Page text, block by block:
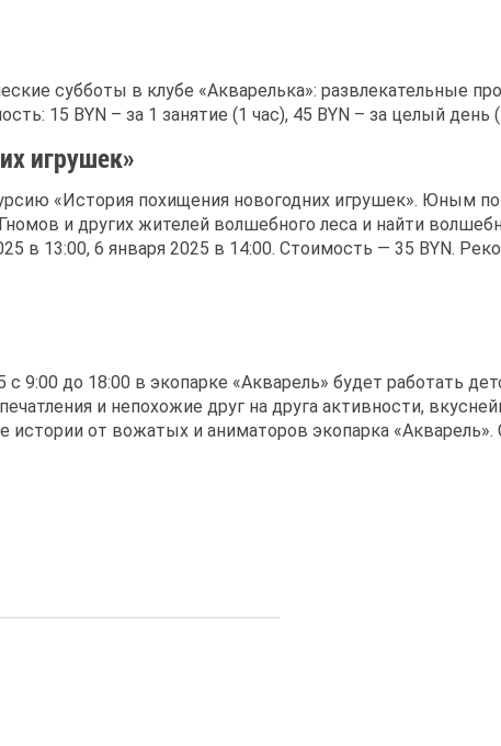
субботы в клубе «Акварелька»: развлекательные
15 BYN – за 1 занятие (1 час), 45 BYN – за целый день
игрушек»
«История похищения новогодних игрушек». Юным
и других жителей волшебного леса и найти
в 13:00, 6 января 2025 в 14:00. Стоимость — 35 BYN.
9:00 до 18:00 в экопарке «Акварель» будет работать
и непохожие друг на друга активности,
истории от вожатых и аниматоров экопарка